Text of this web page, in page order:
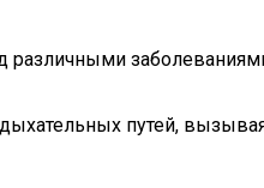
путей,